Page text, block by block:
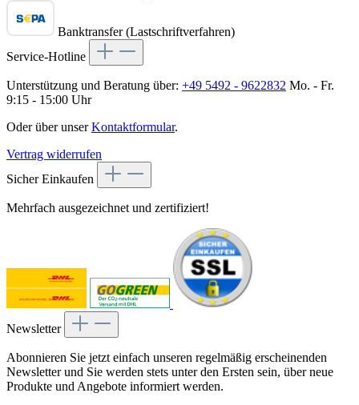
Banktransfer (Lastschriftverfahren)
Service-Hotline
Unterstützung und Beratung über: +49 5492 - 9622832 Mo. - Fr.
9:15 - 15:00 Uhr
Oder über unserKontaktformular.
Vertrag widerrufen
Sicher Einkaufen
Mehrfach ausgezeichnet und zertifiziert!
Newsletter
Abonnieren Sie jetzt einfach unseren regelmäßig erscheinenden
Newsletter und Sie werden stets unter den Ersten sein, über neue
Produkte und Angebote informiert werden.